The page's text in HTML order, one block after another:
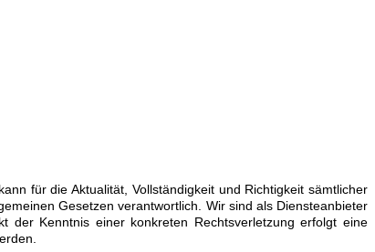
für die Aktualität, Vollständigkeit und Richtigkeit sämtlicher
Gesetzen verantwortlich. Wir sind als Diensteanbieter
Kenntnis einer konkreten Rechtsverletzung erfolgt eine